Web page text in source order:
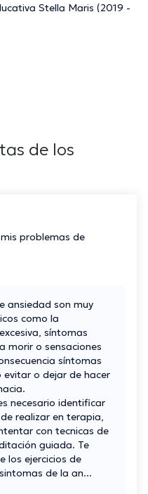
Stella Maris (2019 -
de los
problemas de
ansiedad son muy
como la
síntomas
morir o sensaciones
síntomas
o dejar de hacer
necesario identificar
realizar en terapia,
con tecnicas de
guiada. Te
los ejercicios de
de la an...